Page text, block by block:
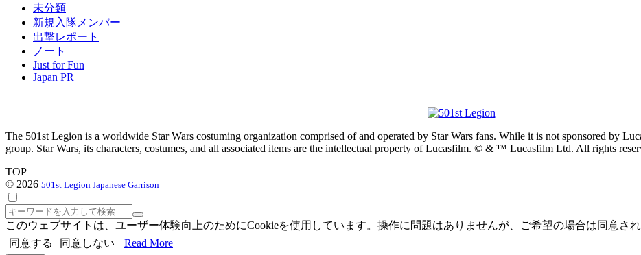
未分類
新規入隊メンバー
出撃レポート
ノート
Just for Fun
Japan PR
The 501st Legion is a worldwide Star Wars costuming organization comprised of and operated by Star Wars fans. While it is not sponsored by
group. Star Wars, its characters, costumes, and all associated items are the intellectual property of Lucasfilm. © & ™ Lucasfilm Ltd. All rights
TOP
© 2026 501st Legion Japanese Garrison
検
索
このウェブサイトは、ユーザー体験向上のためにCookieを使用しています。操作に問題はありませんが、ご希望の場合は同意され
同意する
同意しない Read More